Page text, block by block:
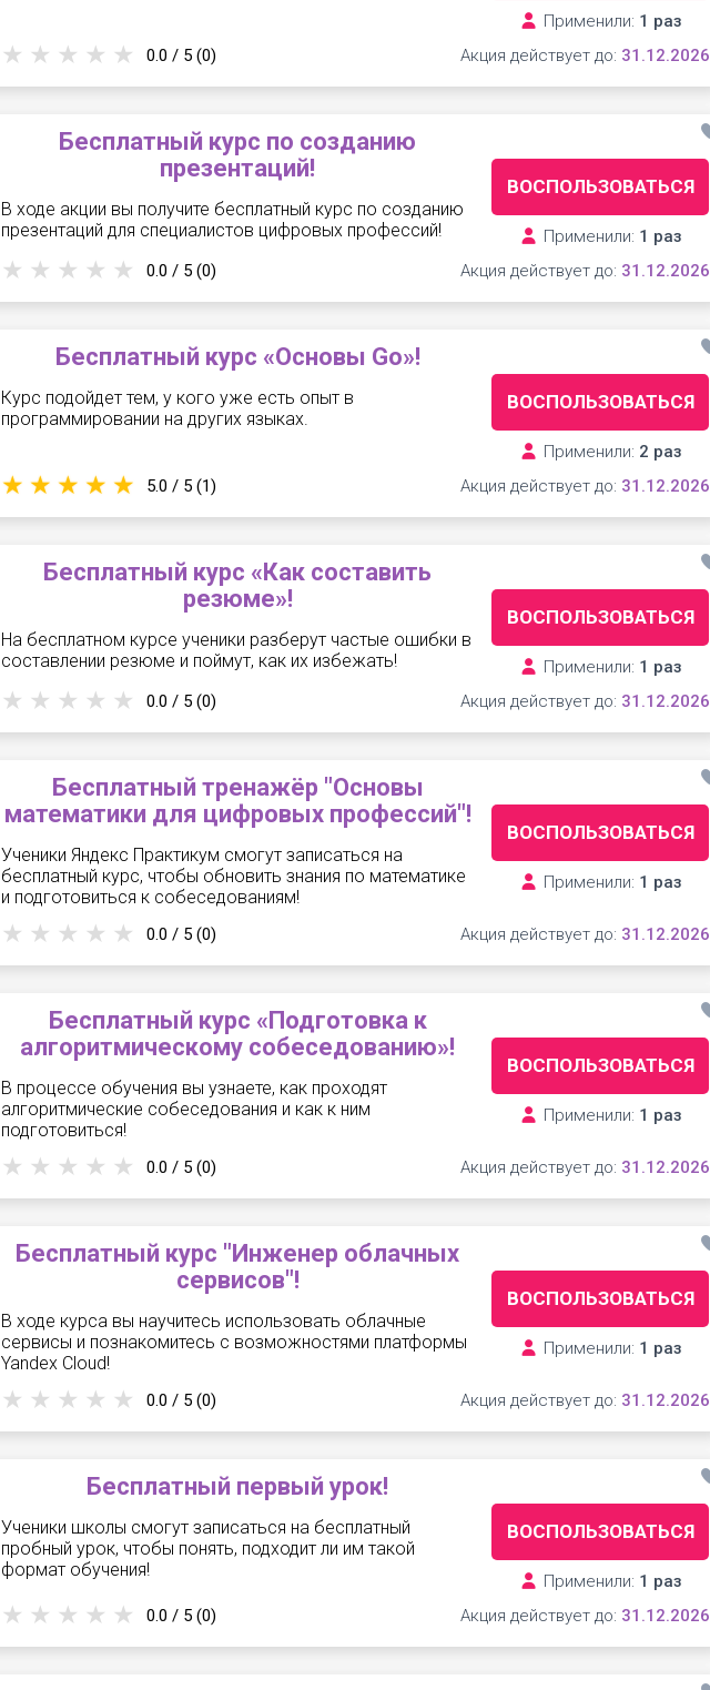
Применили: 1 раз
0.0 / 5 (0) Акция действует до: 31.12.2026
Бесплатный курс по созданию
презентаций!
В ходе акции вы получите бесплатный курс по созданию
презентаций для специалистов цифровых профессий!
ВОСПОЛЬЗОВАТЬСЯ
Применили: 1 раз
0.0 / 5 (0) Акция действует до: 31.12.2026
Бесплатный курс «Основы Go»!
Курс подойдет тем, у кого уже есть опыт в
программировании на других языках.
ВОСПОЛЬЗОВАТЬСЯ
Применили: 2 раз
5.0 / 5 (1) Акция действует до: 31.12.2026
Бесплатный курс «Как составить
резюме»!
На бесплатном курсе ученики разберут частые ошибки в
составлении резюме и поймут, как их избежать!
ВОСПОЛЬЗОВАТЬСЯ
Применили: 1 раз
0.0 / 5 (0) Акция действует до: 31.12.2026
Бесплатный тренажёр "Основы
математики для цифровых профессий"!
Ученики Яндекс Практикум смогут записаться на
бесплатный курс, чтобы обновить знания по математике
и подготовиться к собеседованиям!
ВОСПОЛЬЗОВАТЬСЯ
Применили: 1 раз
0.0 / 5 (0) Акция действует до: 31.12.2026
Бесплатный курс «Подготовка к
алгоритмическому собеседованию»!
В процессе обучения вы узнаете, как проходят
алгоритмические собеседования и как к ним
подготовиться!
ВОСПОЛЬЗОВАТЬСЯ
Применили: 1 раз
0.0 / 5 (0) Акция действует до: 31.12.2026
Бесплатный курс "Инженер облачных
сервисов"!
В ходе курса вы научитесь использовать облачные
сервисы и познакомитесь с возможностями платформы
Yandex Cloud!
ВОСПОЛЬЗОВАТЬСЯ
Применили: 1 раз
0.0 / 5 (0) Акция действует до: 31.12.2026
Бесплатный первый урок!
Ученики школы смогут записаться на бесплатный
пробный урок, чтобы понять, подходит ли им такой
формат обучения!
ВОСПОЛЬЗОВАТЬСЯ
Применили: 1 раз
0.0 / 5 (0) Акция действует до: 31.12.2026